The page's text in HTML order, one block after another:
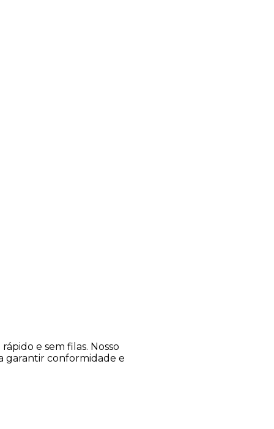
e sem filas. Nosso
garantir conformidade e